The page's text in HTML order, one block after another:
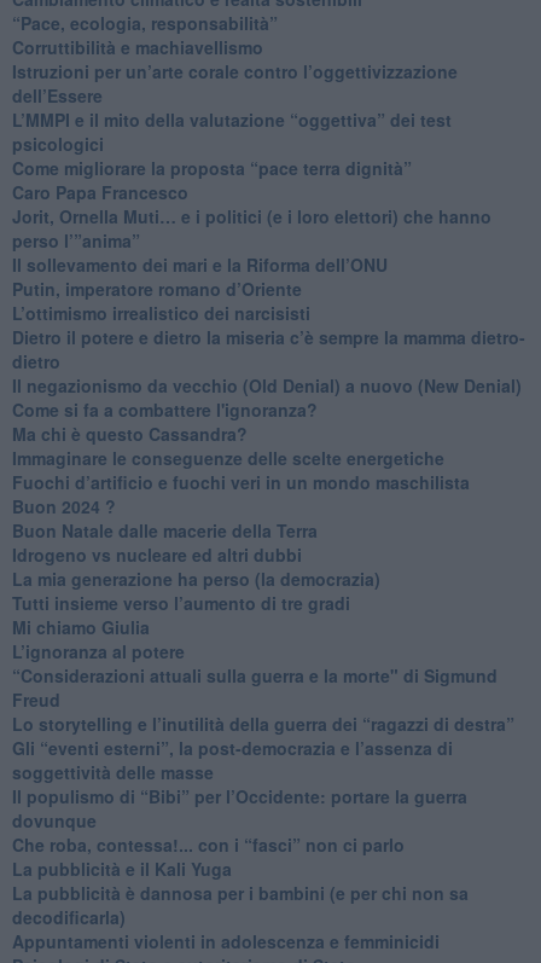
“Pace, ecologia, responsabilità”
​Corruttibilità e machiavellismo
Istruzioni per un’arte corale contro l’oggettivizzazione
dell’Essere
​L’MMPI e il mito della valutazione “oggettiva” dei test
psicologici
Come migliorare la proposta “pace terra dignità”
Caro Papa Francesco
​Jorit, Ornella Muti… e i politici (e i loro elettori) che hanno
perso l’”anima”
​Il sollevamento dei mari e la Riforma dell’ONU
Putin, imperatore romano d’Oriente
​L’ottimismo irrealistico dei narcisisti
​Dietro il potere e dietro la miseria c’è sempre la mamma dietro-
dietro
Il negazionismo da vecchio (Old Denial) a nuovo (New Denial)
Come si fa a combattere l'ignoranza?
Ma chi è questo Cassandra?
Immaginare le conseguenze delle scelte energetiche
​Fuochi d’artificio e fuochi veri in un mondo maschilista
Buon 2024 ?
​Buon Natale dalle macerie della Terra
​Idrogeno vs nucleare ed altri dubbi
​La mia generazione ha perso (la democrazia)
​Tutti insieme verso l’aumento di tre gradi
Mi chiamo Giulia
L’ignoranza al potere
​“Considerazioni attuali sulla guerra e la morte" di Sigmund
Freud
​Lo storytelling e l’inutilità della guerra dei “ragazzi di destra”
​Gli “eventi esterni”, la post-democrazia e l’assenza di
soggettività delle masse
​Il populismo di “Bibi” per l’Occidente: portare la guerra
dovunque
​Che roba, contessa!... con i “fasci” non ci parlo
La pubblicità e il Kali Yuga
​La pubblicità è dannosa per i bambini (e per chi non sa
decodificarla)
​Appuntamenti violenti in adolescenza e femminicidi